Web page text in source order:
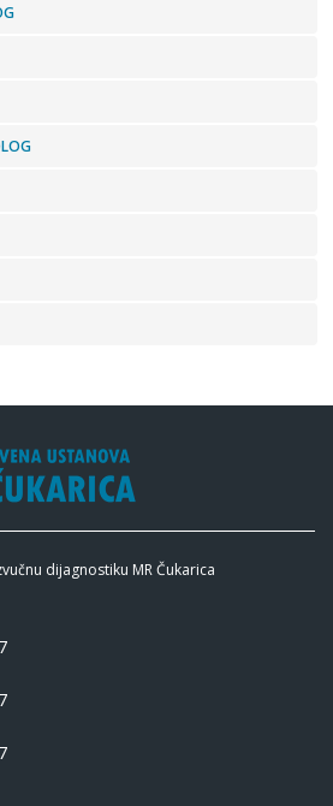
dijagnostiku MR Čukarica